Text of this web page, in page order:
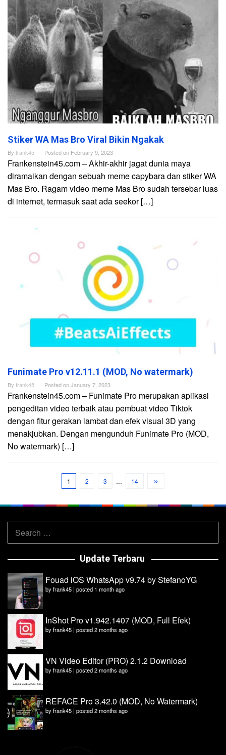
Stiker WA Mas Bro Viral Bikin Ngakak
By frank45 Posted on February 9, 2023
Frankenstein45.com – Akhir-akhir jagat dunia maya
diramaikan dengan sebuah meme capybara dan stiker WA
Mas Bro. Ragam video meme Mas Bro sudah tersebar luas
di internet, termasuk saat ada seekor […]
Funimate Pro v12.11.1 (MOD, No watermark)
By frank45 Posted onJanuary 7, 2023
Frankenstein45.com – Funimate Pro merupakan aplikasi
pengeditan video terbaik atau pembuat video Tiktok
dengan fitur gerakan lambat dan efek visual 3D yang
menakjubkan. Dengan mengunduh Funimate Pro (MOD,
No watermark) […]
1 2 3 … 14
Search
for:
Update Terbaru
Fouad iOS WhatsApp v9.74 by StefanoYG
byfrank45 | posted 1 month ago
InShot Pro v1.942.1407 (MOD, Full Efek)
byfrank45 | posted 2 months ago
VN Video Editor (PRO) 2.1.2 Download
byfrank45 | posted 2 months ago
REFACE Pro 3.42.0 (MOD, No Watermark)
byfrank45 | posted 2 months ago